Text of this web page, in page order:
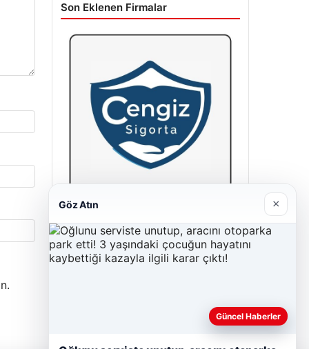
Son Eklenen Firmalar
Cengiz Sigorta
23/06/2026
Göz Atın ×
Güncel Haberler